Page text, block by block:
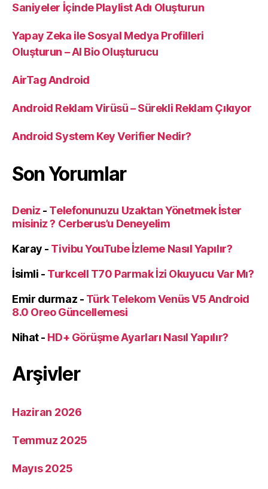
Saniyeler İçinde Playlist Adı Oluşturun
Yapay Zeka ile Sosyal Medya Profilleri
Oluşturun – AI Bio Oluşturucu
AirTag Android
Android Reklam Virüsü – Sürekli Reklam Çıkıyor
Android System Key Verifier Nedir?
Son Yorumlar
Deniz - Telefonunuzu Uzaktan Yönetmek İster
misiniz ? Cerberus’u Deneyelim
Karay - Tivibu YouTube İzleme Nasıl Yapılır?
İsimli - Turkcell T70 Parmak İzi Okuyucu Var Mı?
Emir durmaz - Türk Telekom Venüs V5 Android
8.0 Oreo Güncellemesi
Nihat- HD+ Görüşme Ayarları Nasıl Yapılır?
Arşivler
Haziran 2026
Temmuz 2025
Mayıs 2025